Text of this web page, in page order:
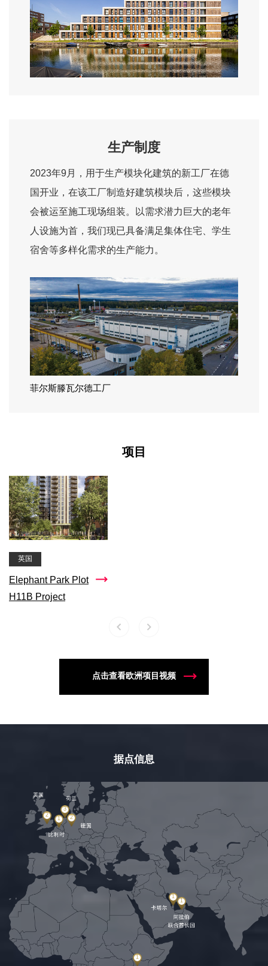
生产制度
2023年9月，用于生产模块化建筑的新工厂在德
国开业，在该工厂制造好建筑模块后，这些模块
会被运至施工现场组装。以需求潜力巨大的老年
人设施为首，我们现已具备满足集体住宅、学生
宿舍等多样化需求的生产能力。
菲尔斯滕瓦尔德工厂
项目
英国
Elephant Park Plot
H11B Project
点击查看欧洲项目视频
据点信息
3
2
1 2
1
1
1